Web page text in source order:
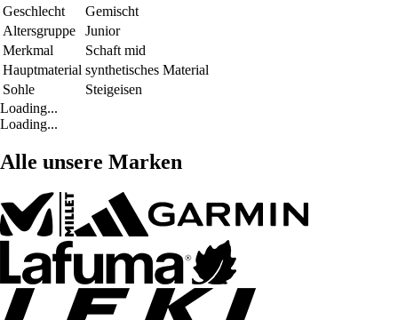
Geschlecht
Gemischt
Altersgruppe
Junior
Merkmal
Schaft mid
Hauptmaterial synthetisches Material
Sohle
Steigeisen
Loading...
Loading...
Alle unsere Marken